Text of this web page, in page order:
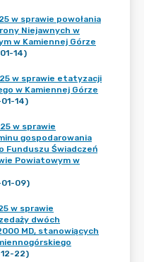
w sprawie powołania
Niejawnych w
w Kamiennej Górze
14)
w sprawie etatyzacji
w Kamiennej Górze
14)
w sprawie
gospodarowania
Funduszu Świadczeń
Powiatowym w
09)
w sprawie
dwóch
MD, stanowiących
22)